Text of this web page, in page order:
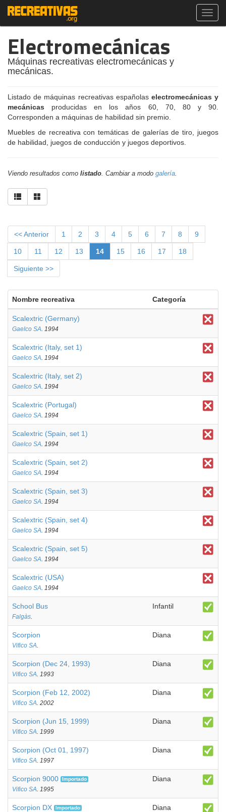
Electromecánicas
Máquinas recreativas electromecánicas y
mecánicas.
Listado de máquinas recreativas españolas electromecánicas y
mecánicas producidas en los años 60, 70, 80 y 90.
Corresponden a máquinas de habilidad sin premio.
Muebles de recreativa con temáticas de galerías de tiro, juegos
de habilidad, juegos de conducción y juegos deportivos.
Viendo resultados como listado. Cambiar a modo galería.
<< Anterior 1 2 3 4 5 6 7 8 9
10 11 12 13 14 15 16 17 18
Siguiente >>
Nombre recreativa Categoría
Scalextric (Germany)
Gaelco SA. 1994
Scalextric (Italy, set 1)
Gaelco SA. 1994
Scalextric (Italy, set 2)
Gaelco SA. 1994
Scalextric (Portugal)
Gaelco SA. 1994
Scalextric (Spain, set 1)
Gaelco SA. 1994
Scalextric (Spain, set 2)
Gaelco SA. 1994
Scalextric (Spain, set 3)
Gaelco SA. 1994
Scalextric (Spain, set 4)
Gaelco SA. 1994
Scalextric (Spain, set 5)
Gaelco SA. 1994
Scalextric (USA)
Gaelco SA. 1994
School Bus
Falgàs.
Infantil
Scorpion
Vifico SA.
Diana
Scorpion (Dec 24, 1993)
Vifico SA. 1993
Diana
Scorpion (Feb 12, 2002)
Vifico SA. 2002
Diana
Scorpion (Jun 15, 1999)
Vifico SA. 1999
Diana
Scorpion (Oct 01, 1997)
Vifico SA. 1997
Diana
Scorpion 9000 Importado
Vifico SA. 1995
Diana
Scorpion DX Importado Diana